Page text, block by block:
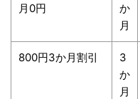
月0円
か
月
800円3か月割引
3
か
月